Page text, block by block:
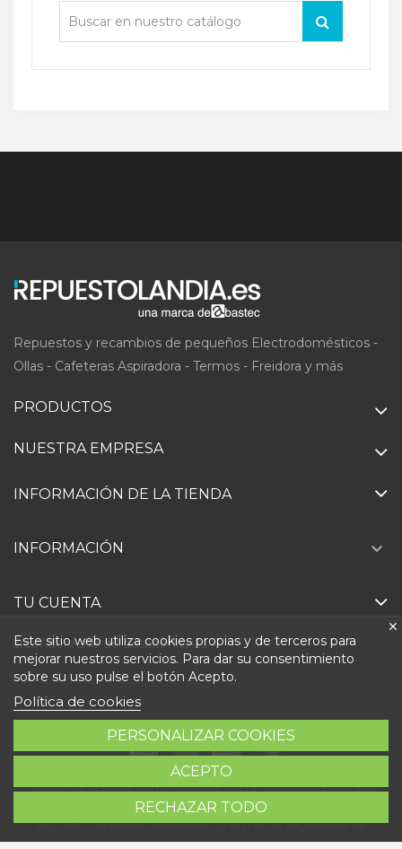
Repuestos y recambios de pequeños Electrodomésticos -
Ollas - Cafeteras Aspiradora - Termos - Freidora y más
PRODUCTOS
NUESTRA EMPRESA
INFORMACIÓN DE LA TIENDA
Este sitio web utiliza cookies propias y de terceros para
mejorar nuestros servicios. Para dar su consentimiento
sobre su uso pulse el botón Acepto.
Política de cookies
PERSONALIZAR COOKIES
RECHAZAR TODO
ACEPTO
INFORMACIÓN 
TU CUENTA
Ejercer derecho de desistimiento
Todos los precios son indicados con impuestos incluidos
© 2026 - Repuestolandia.es. Una marca registrada de